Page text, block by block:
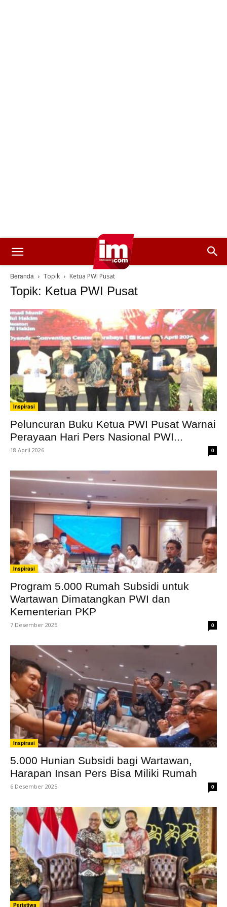
Beranda Topik Ketua PWI Pusat
Topik: Ketua PWI Pusat
Inspirasi
Peluncuran Buku Ketua PWI Pusat Warnai
Perayaan Hari Pers Nasional PWI...
18 April 2026 0
Inspirasi
Program 5.000 Rumah Subsidi untuk
Wartawan Dimatangkan PWI dan
Kementerian PKP
7 Desember 2025 0
Inspirasi
‎5.000 Hunian Subsidi bagi Wartawan,
Harapan Insan Pers Bisa Miliki Rumah
6 Desember 2025 0
Peristiwa